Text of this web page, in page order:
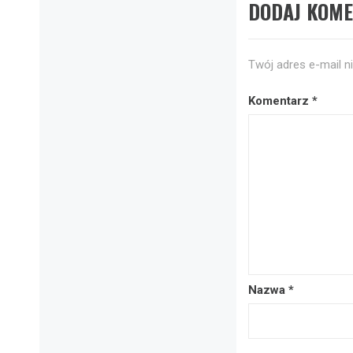
DODAJ
Twój adres e-mail
Komentarz *
Nazwa *